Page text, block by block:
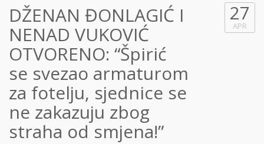
DŽENAN ĐONLAGIĆ I
NENAD VUKOVIĆ
OTVORENO: “Špirić
se svezao armaturom
za fotelju, sjednice se
ne zakazuju zbog
straha od smjena!”
27
APR